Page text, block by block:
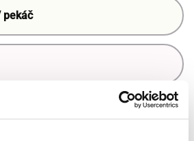
pekáč